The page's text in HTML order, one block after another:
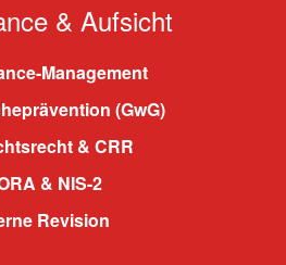
& Aufsicht
Management
(GwG)
& CRR
& NIS-2
Revision